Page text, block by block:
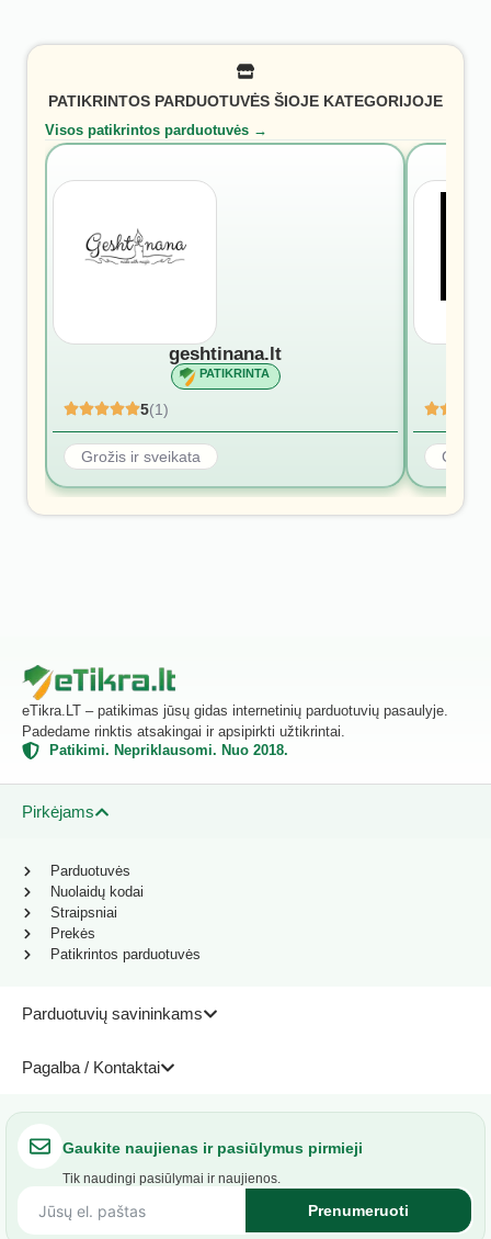
PATIKRINTOS PARDUOTUVĖS ŠIOJE KATEGORIJOJE
Visos patikrintos parduotuvės →
geshtinana.lt
PATIKRINTA
5(1)
Grožis ir sveikata Grožis
eTikra.LT – patikimas jūsų gidas internetinių parduotuvių pasaulyje.
Padedame rinktis atsakingai ir apsipirkti užtikrintai.
Patikimi. Nepriklausomi. Nuo 2018.
Pirkėjams
Parduotuvių savininkams
Pagalba / Kontaktai
Parduotuvės
Nuolaidų kodai
Straipsniai
Prekės
Patikrintos parduotuvės
Gaukite naujienas ir pasiūlymus pirmieji
Tik naudingi pasiūlymai ir naujienos.
Prenumeruoti